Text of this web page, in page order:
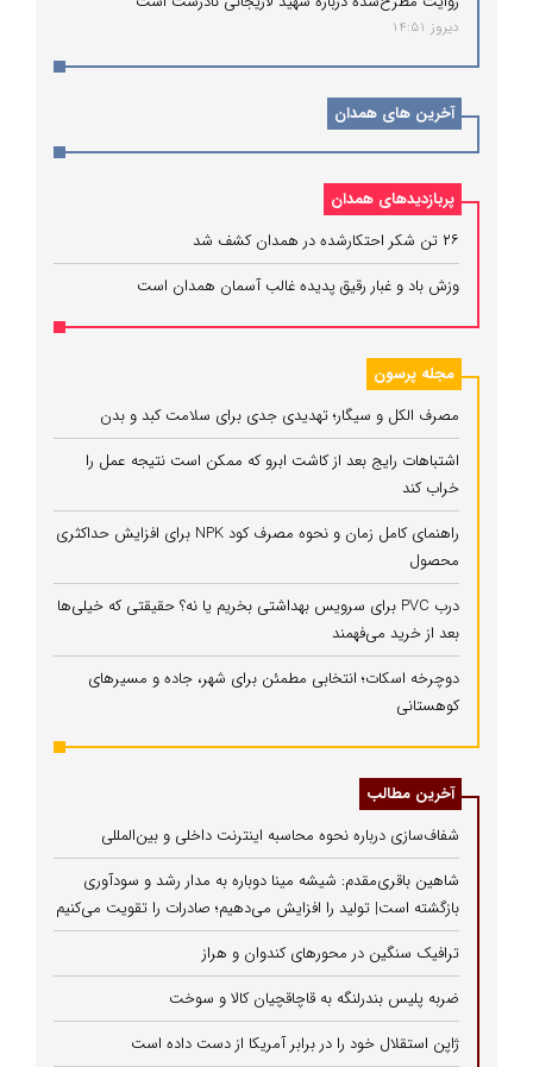
دیروز 14:51
آخرین های همدان
پربازدیدهای همدان
۲۶ تن شکر احتکارشده در همدان کشف شد
وزش باد و غبار رقیق پدیده غالب آسمان همدان است
مجله پرسون
مصرف الکل و سیگار؛ تهدیدی جدی برای سلامت کبد و بدن
اشتباهات رایج بعد از کاشت ابرو که ممکن است نتیجه عمل را
خراب کند
راهنمای کامل زمان و نحوه مصرف کود NPK برای افزایش حداکثری
محصول
درب PVC برای سرویس بهداشتی بخریم یا نه؟ حقیقتی که خیلی‌ها
بعد از خرید می‌فهمند
دوچرخه اسکات؛ انتخابی مطمئن برای شهر، جاده و مسیرهای
کوهستانی
آخرین مطالب
شفاف‌سازی درباره نحوه محاسبه اینترنت داخلی و بین‌المللی
شاهین باقری‌مقدم: شیشه مینا دوباره به مدار رشد و سودآوری
بازگشته است| تولید را افزایش می‌دهیم؛ صادرات را تقویت می‌کنیم
ترافیک سنگین در محورهای کندوان و هراز
ضربه پلیس بندرلنگه به قاچاقچیان کالا و سوخت
ژاپن استقلال خود را در برابر آمریکا از دست داده است